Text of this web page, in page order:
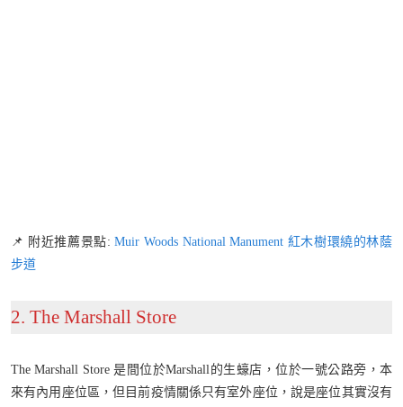
📌 附近推薦景點:Muir Woods NationalManument 紅木樹環繞的林蔭
步道
2. The Marshall Store
The Marshall Store 是間位於Marshall的生蠔店，位於一號公路旁，本
來有內用座位區，但目前疫情關係只有室外座位，說是座位其實沒有